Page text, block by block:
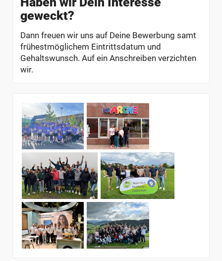
geweckt?
Dann freuen wir uns auf Deine Bewerbung samt
frühestmöglichem Eintrittsdatum und
Gehaltswunsch. Auf ein Anschreiben verzichten
wir.